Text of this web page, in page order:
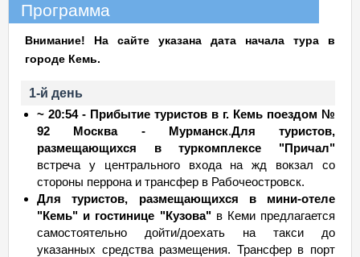
Программа
Внимание! На сайте указана дата начала тура в
городе Кемь.
1-й день
~ 20:54 - Прибытие туристов в г. Кемь поездом №
92 Москва - Мурманск.Для туристов,
размещающихся в туркомплексе "Причал"
встреча у центрального входа на жд вокзал со
стороны перрона и трансфер в Рабочеостровск.
Для туристов, размещающихся в мини-отеле
"Кемь" и гостинице "Кузова"в Кеми предлагается
самостоятельно дойти/доехать на такси до
указанных средства размещения. Трансфер в порт